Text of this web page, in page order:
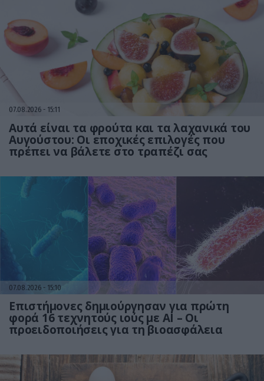
07.08.2026 15:11
Αυτά είναι τα φρούτα και τα λαχανικά του
Αυγούστου: Οι εποχικές επιλογές που
πρέπει να βάλετε στο τραπέζι σας
07.08.2026 15:10
Επιστήμονες δημιούργησαν για πρώτη
φορά 16 τεχνητούς ιούς με AI – Οι
προειδοποιήσεις για τη βιοασφάλεια